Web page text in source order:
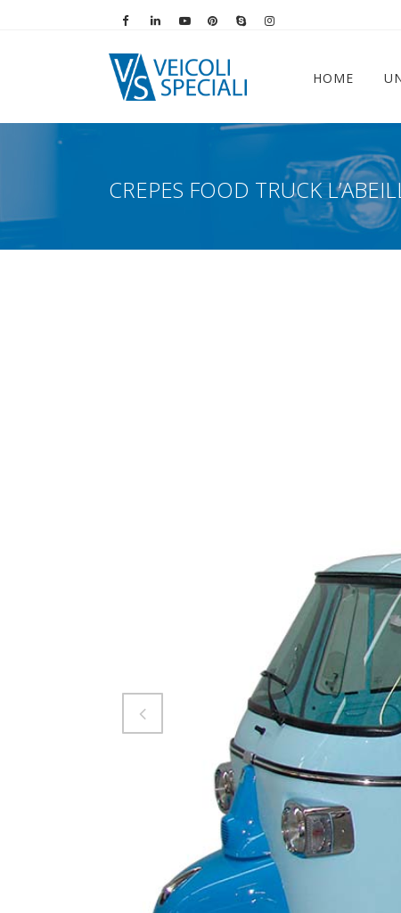
Vai alla pagina Facebook
Vai al profilo LinkedIn
Vai al canale YouTube
Vai al profilo Pinterest
Chiama su Skype
Vai al profilo
HOME
CREPES FOOD TRUCK
Attiva comando